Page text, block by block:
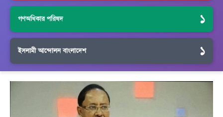
গণঅধিকার পরিষদ ১
ইসলামী আন্দোলন বাংলাদেশ ১